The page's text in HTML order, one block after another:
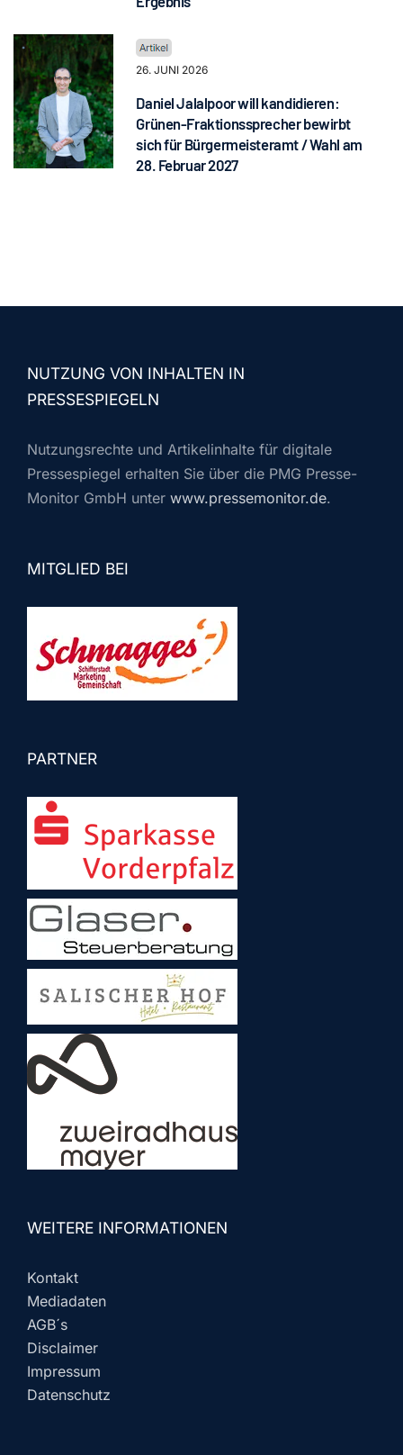
26. JUNI 2026
Daniel Jalalpoor will kandidieren:
Grünen-Fraktionssprecher bewirbt
sich für Bürgermeisteramt / Wahl am
28. Februar 2027
NUTZUNG VON INHALTEN IN
PRESSESPIEGELN
Nutzungsrechte und Artikelinhalte für digitale
Pressespiegel erhalten Sie über die PMG Presse-
Monitor GmbH unter www.pressemonitor.de.
MITGLIED BEI
PARTNER
WEITERE INFORMATIONEN
Kontakt
Mediadaten
AGB´s
Disclaimer
Impressum
Datenschutz